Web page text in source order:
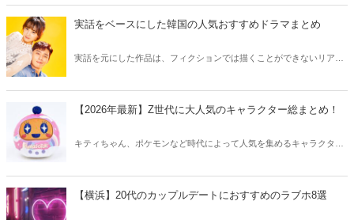
う。
実話をベースにした韓国の人気おすすめドラマまとめ
実話を元にした作品は、フィクションでは描くことができないリアル
【2026年最新】Z世代に大人気のキャラクター総まとめ！
キティちゃん、ポケモンなど時代によって人気を集めるキャラクター
クしてみましょう。
【横浜】20代のカップルデートにおすすめのラブホ8選